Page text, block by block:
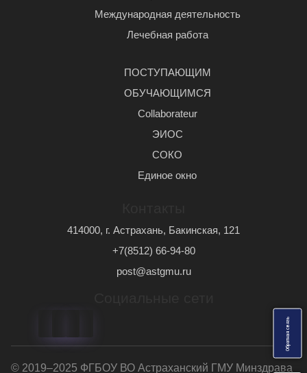
О
б
р
а
т
н
а
я
с
в
я
з
ь
Международная деятельность
Лечебная работа
ПОСТУПАЮЩИМ
ОБУЧАЮЩИМСЯ
Сollaborateur
ЭИОС
СОКО
Единое окно
414000, г. Астрахань, Бакинская, 121
+7(8512) 66-94-80
post@astgmu.ru
© 2019–2025 ФГБОУ ВО Астраханский ГМУ Минздрава